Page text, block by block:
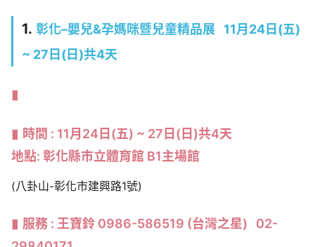
1. 彰化–嬰兒&孕媽咪暨兒童精品展 11月24日 (五)
~ 27 日 (日 )共4天
時間 : 11月24日(五) ~ 27日(日)共4天
地點: 彰化縣市立體育館 B1主場館
(八卦山-彰化市建興路1號)
服務 : 王寶鈴 0986-586519 (台灣之星) 02-